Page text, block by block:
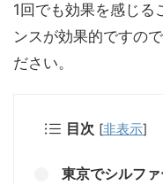
1回でも効果を感じる
ンスが効果的ですの
ださい。
目次 [非表示]
東京でシルフ